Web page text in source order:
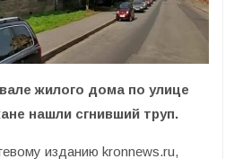
жилого дома по улице
нашли сгнивший труп.
изданию kronnews.ru,